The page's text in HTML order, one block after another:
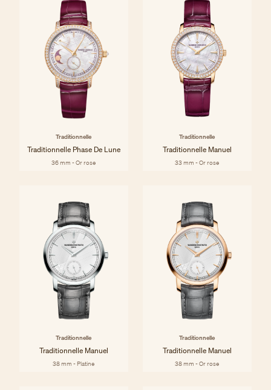
Traditionnelle
Traditionnelle Phase De Lune
36 mm - Or rose
Traditionnelle
Traditionnelle Manuel
33 mm - Or rose
Traditionnelle
Traditionnelle Manuel
38 mm - Platine
Traditionnelle
Traditionnelle Manuel
38 mm - Or rose